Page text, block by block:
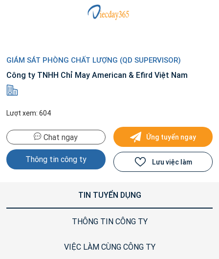
GIÁM SÁT PHÒNG CHẤT LƯỢNG (QD SUPERVISOR)
Công ty TNHH Chỉ May American & Efird Việt Nam
Lượt xem: 604
Chat ngay
Thông tin công ty
Ứng tuyển ngay
Lưu việc làm
TIN TUYỂN DỤNG
THÔNG TIN CÔNG TY
VIỆC LÀM CÙNG CÔNG TY